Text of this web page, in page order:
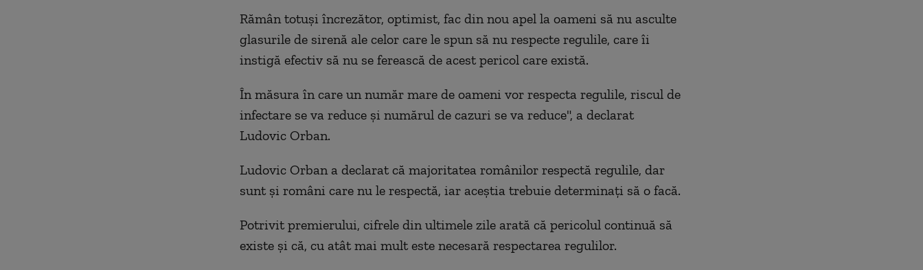
Rămân totuşi încrezător, optimist, fac din nou apel la oameni să nu asculte
glasurile de sirenă ale celor care le spun să nu respecte regulile, care îi
instigă efectiv să nu se ferească de acest pericol care există.
În măsura în care un număr mare de oameni vor respecta regulile, riscul de
infectare se va reduce şi numărul de cazuri se va reduce", a declarat
Ludovic Orban.
Ludovic Orban a declarat că majoritatea românilor respectă regulile, dar
sunt și români care nu le respectă, iar aceștia trebuie determinați să o facă.
Potrivit premierului, cifrele din ultimele zile arată că pericolul continuă să
existe și că, cu atât mai mult este necesară respectarea regulilor.